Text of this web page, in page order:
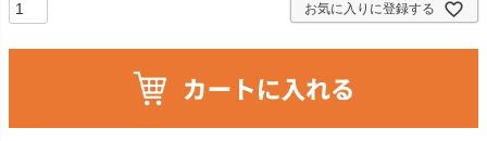
お気に入りに登録する